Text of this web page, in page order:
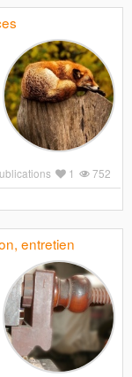
752
1
entretien